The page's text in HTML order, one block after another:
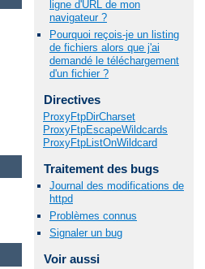
ligne d'URL de mon
navigateur ?
Pourquoi reçois-je un listing
de fichiers alors que j'ai
demandé le téléchargement
d'un fichier ?
Directives
ProxyFtpDirCharset
ProxyFtpEscapeWildcards
ProxyFtpListOnWildcard
Traitement des bugs
Journal des modifications de
httpd
Problèmes connus
Signaler un bug
Voir aussi